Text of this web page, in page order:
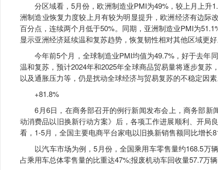
分区域看，5月份，欧洲制造业PMI为49%，较上月上升
洲制造业恢复力度较上月有较为明显提升，欧洲经济有边际
百分点，连续两个月低于50%。同期，亚洲制造业PMI为
显示亚洲经济延续温和复苏趋势，恢复韧性相对其他区域更
今年前5个月，全球制造业PMI均值为49.7%，好于去年
温和复苏，预计2024年和2025年全球商品贸易量将逐步复
以及通胀压力等，仍是扰动全球经济与贸易复苏的不稳定因
+81.8%
6月6日，在商务部召开的例行新闻发布会上，商务部新
动消费品以旧换新行动方案》后，各项工作进展顺利、开局
看，1-5月，全国主要电商平台家电以旧换新销售额同比增长
以汽车市场为例，5月份，全国乘用车零售量约168.5万
占乘用车总体零售量的比重达47%;报废机动车回收量57.7万